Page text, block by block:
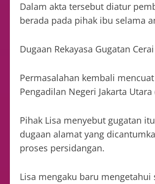
Dalam akta tersebut diatur
berada pada pihak ibu selama
Dugaan Rekayasa Gugatan Cerai
Permasalahan kembali
Pengadilan Negeri Jakarta Utara
Pihak Lisa menyebut gugatan
dugaan alamat yang
proses persidangan.
Lisa mengaku baru